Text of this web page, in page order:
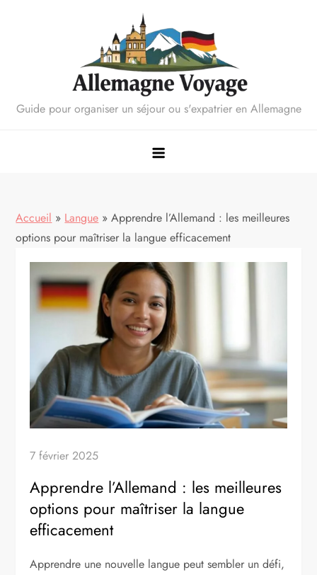
Guide pour organiser un séjour ou s'expatrier en Allemagne
Accueil » Langue »Apprendre l’Allemand : les meilleures
options pour maîtriser la langue efficacement
7 février 2025
Apprendre l’Allemand : les meilleures
options pour maîtriser la langue
efficacement
Apprendre une nouvelle langue peut sembler un défi,